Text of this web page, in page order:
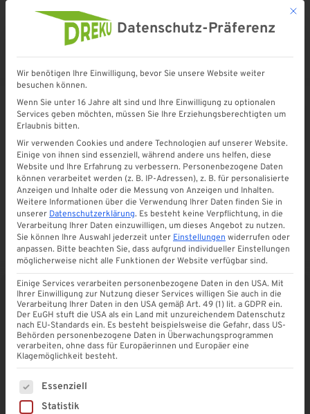
Startseite»Shop»Kastenrinne (NW 68 BB grau)
Kastenrinne (NW 68 BB grau)
4,9
ab 19,50€
Enthält 19% MwSt. DE
zzgl.
Versand
Lieferzeit: vorrätig ab Lager, Paketversand
Mit
Datenschutz-Präferenz
Wir benötigen Ihre Einwilligung, bevor Sie unsere Website weiter
besuchen können.
Wenn Sie unter 16 Jahre alt sind und Ihre Einwilligung zu optionalen
Services geben möchten, müssen Sie Ihre Erziehungsberechtigten um
Erlaubnis bitten.
Wir verwenden Cookies und andere Technologien auf unserer Website.
Einige von ihnen sind essenziell, während andere uns helfen, diese
Website und Ihre Erfahrung zu verbessern. Personenbezogene Daten
können verarbeitet werden (z. B. IP-Adressen), z. B. für personalisierte
Anzeigen und Inhalte oder die Messung von Anzeigen und Inhalten.
Weitere Informationen über die Verwendung Ihrer Daten finden Sie in
unserer Datenschutzerklärung. Es besteht keine Verpflichtung, in die
Verarbeitung Ihrer Daten einzuwilligen, um dieses Angebot zu nutzen.
Sie können Ihre Auswahl jederzeit unter Einstellungen widerrufen oder
anpassen. Bitte beachten Sie, dass aufgrund individueller Einstellungen
möglicherweise nicht alle Funktionen der Website verfügbar sind.
Einige Services verarbeiten personenbezogene Daten in den USA. Mit
Ihrer Einwilligung zur Nutzung dieser Services willigen Sie auch in die
Verarbeitung Ihrer Daten in den USA gemäß Art. 49 (1) lit. a GDPR ein.
Der EuGH stuft die USA als ein Land mit unzureichendem Datenschutz
nach EU-Standards ein. Es besteht beispielsweise die Gefahr, dass US-
Behörden personenbezogene Daten in Überwachungsprogrammen
verarbeiten, ohne dass für Europäerinnen und Europäer eine
Klagemöglichkeit besteht.
Es folgt eine Liste der Service-Gruppen, für die eine
Essenziell
Statistik